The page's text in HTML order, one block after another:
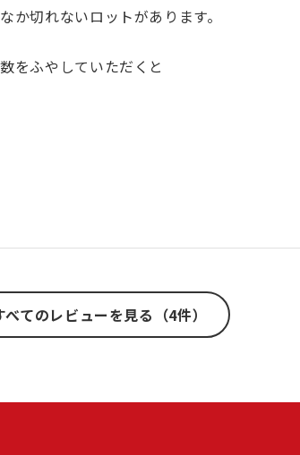
か切れないロットがあります。
をふやしていただくと
べてのレビューを見る（4件）